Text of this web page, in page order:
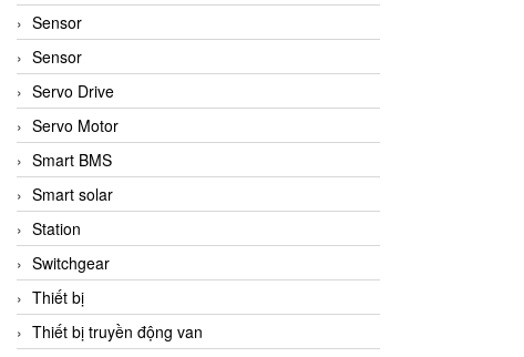
Sensor
Sensor
Servo Drive
Servo Motor
Smart BMS
Smart solar
Station
Switchgear
Thiết bị
Thiết bị truyền động van